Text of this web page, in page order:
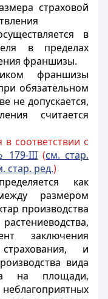
страховой
в
в пределах
франшизы.
франшизы
обязательном
не допускается,
считается
соответствии с
179-III (см. стар.
стар. ред.)
как
размером
производства
заключения
и
вида
на площади,